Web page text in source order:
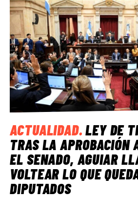
ACTUALIDAD.LEY DE
TRAS LA APROBACIÓN
EL SENADO, AGUIAR
VOLTEAR LO QUE
DIPUTADOS